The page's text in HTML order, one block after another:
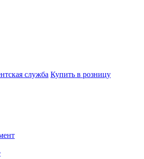
служба Купить в розницу